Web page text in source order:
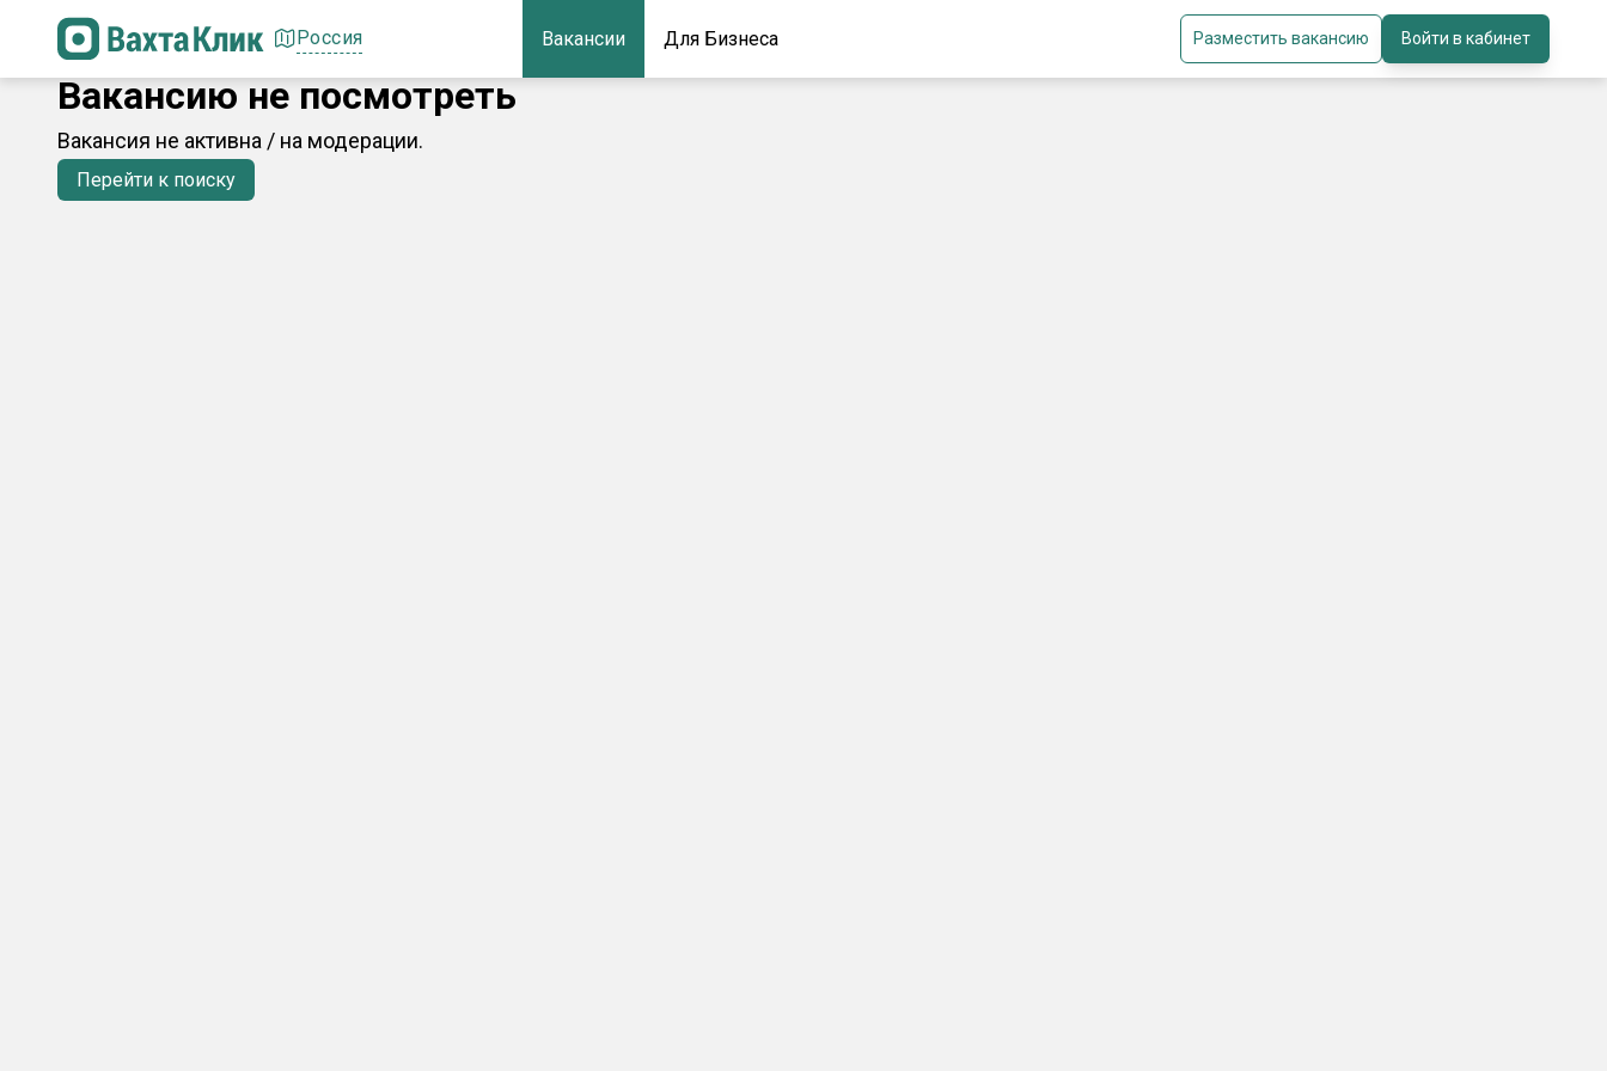
Россия Вакансии Для Бизнеса Разместить вакансию Войти в кабинет
Вакансию не посмотреть
Вакансия не активна / на модерации.
Перейти к поиску